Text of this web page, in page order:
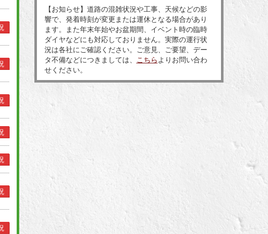
【お知らせ】道路の混雑状況や工事、天候などの影
響で、発着時刻が変更または運休となる場合があり
ます。また年末年始やお盆期間、イベント時の臨時
ダイヤなどにも対応しておりません。実際の運行状
況は各社にご確認ください。ご意見、ご要望、デー
タ不備などにつきましては、
こちら よりお問い合わ
せください。